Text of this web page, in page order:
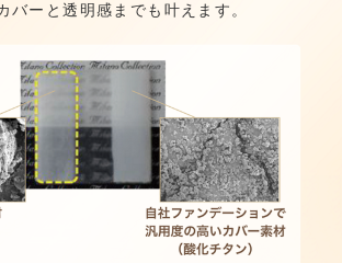
バーと透明感までも叶えます。